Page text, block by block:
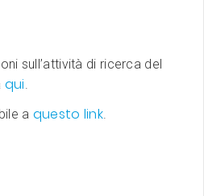
sull’attività di ricerca del
qui
a questo link